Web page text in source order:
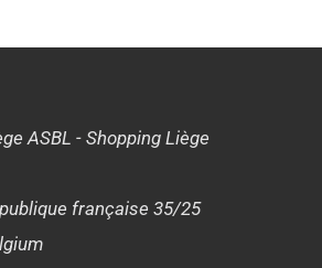
ASBL - Shopping Liège
française 35/25